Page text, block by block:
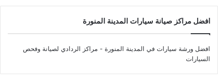
افضل مراكز صيانة سيارات المدينة المنورة
افضل ورشة سيارات في المدينة المنورة - مراكز الردادي لصيانة وفحص
السيارات